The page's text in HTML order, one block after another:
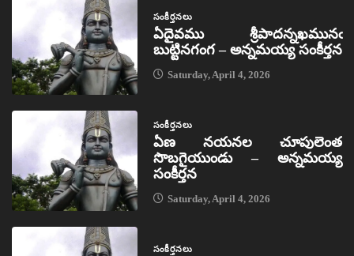
సంకీర్తనలు
ఏదైవము శ్రీపాదన్నఖమునఁ
బుట్టినగంగ – అన్నమయ్య సంకీర్తన
Saturday, April 4, 2026
సంకీర్తనలు
ఏణ నయనల చూపులెంత
సొబగైయుండు – అన్నమయ్య
సంకీర్తన
Saturday, April 4, 2026
సంకీర్తనలు